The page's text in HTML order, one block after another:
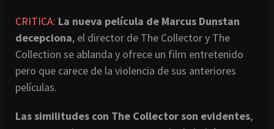
CRITICA: La nueva película de Marcus Dunstan
decepciona, el director de The Collector y The
Collection se ablanda y ofrece un film entretenido
pero que carece de la violencia de sus anteriores
películas.
Las similitudes con The Collector son evidentes,